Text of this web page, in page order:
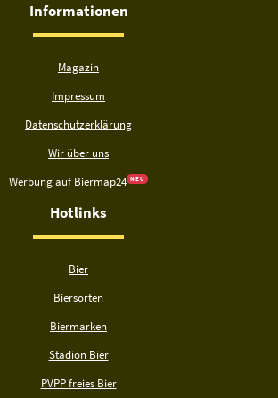
Informationen
Magazin
Impressum
Datenschutzerklärung
Wir über uns
Werbung auf Biermap24 N E U
Hotlinks
Bier
Biersorten
Biermarken
Stadion Bier
PVPP freies Bier